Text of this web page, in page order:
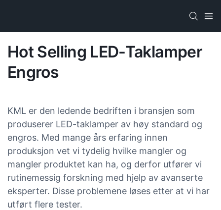
Hot Selling LED-Taklamper
Engros
KML er den ledende bedriften i bransjen som
produserer LED-taklamper av høy standard og
engros. Med mange års erfaring innen
produksjon vet vi tydelig hvilke mangler og
mangler produktet kan ha, og derfor utfører vi
rutinemessig forskning med hjelp av avanserte
eksperter. Disse problemene løses etter at vi har
utført flere tester.